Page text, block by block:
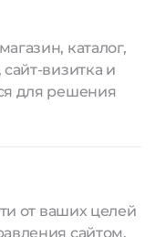
каталог,
визитка и
для решения
от ваших целей
сайтом.